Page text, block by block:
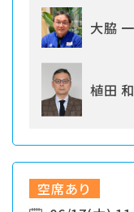
大脇
植田
空席あり